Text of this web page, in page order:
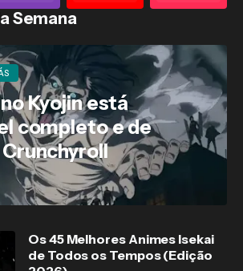
Semana
Kyojin está
completo e de
Os 45 Melhores Animes Isekai
de Todos os Tempos (Edição